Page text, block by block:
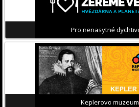
Pro nenasytné
Keplerovo muzeum